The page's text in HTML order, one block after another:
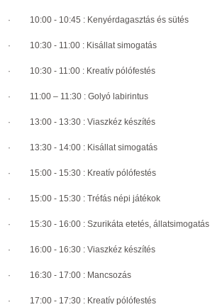
· 10:00 - 10:45 : Kenyérdagasztás és sütés
· 10:30 - 11:00 : Kisállat simogatás
· 10:30 - 11:00 : Kreatív pólófestés
· 11:00 – 11:30 : Golyó labirintus
· 13:00 - 13:30 : Viaszkéz készítés
· 13:30 - 14:00 : Kisállat simogatás
· 15:00 - 15:30 : Kreatív pólófestés
· 15:00 - 15:30 : Tréfás népi játékok
· 15:30 - 16:00 : Szurikáta etetés, állatsimogatás
· 16:00 - 16:30 : Viaszkéz készítés
· 16:30 - 17:00 : Mancsozás
· 17:00 - 17:30 : Kreatív pólófestés